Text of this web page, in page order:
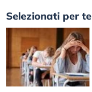
Selezionati per te